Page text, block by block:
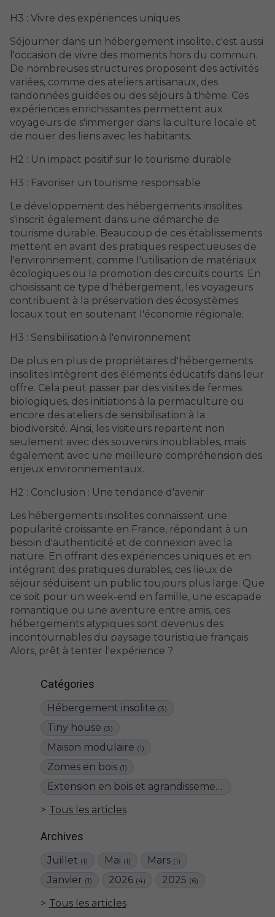
Catégories
Hébergement insolite (3)
Tiny house (3)
Maison modulaire (1)
Zomes en bois (1)
Extension en bois et agrandissement de maison
Tous les articles
Archives
Juillet (1) Mai (1) Mars (1)
Janvier (1) 2026 (4) 2025 (6)
Tous les articles
H3 : Vivre des expériences uniques
Séjourner dans un hébergement insolite, c'est aussi
l'occasion de vivre des moments hors du commun.
De nombreuses structures proposent des activités
variées, comme des ateliers artisanaux, des
randonnées guidées ou des séjours à thème. Ces
expériences enrichissantes permettent aux
voyageurs de s'immerger dans la culture locale et
de nouer des liens avec les habitants.
H2 : Un impact positif sur le tourisme durable
H3 : Favoriser un tourisme responsable
Le développement des hébergements insolites
s'inscrit également dans une démarche de
tourisme durable. Beaucoup de ces établissements
mettent en avant des pratiques respectueuses de
l'environnement, comme l'utilisation de matériaux
écologiques ou la promotion des circuits courts. En
choisissant ce type d'hébergement, les voyageurs
contribuent à la préservation des écosystèmes
locaux tout en soutenant l'économie régionale.
H3 : Sensibilisation à l'environnement
De plus en plus de propriétaires d'hébergements
insolites intègrent des éléments éducatifs dans leur
offre. Cela peut passer par des visites de fermes
biologiques, des initiations à la permaculture ou
encore des ateliers de sensibilisation à la
biodiversité. Ainsi, les visiteurs repartent non
seulement avec des souvenirs inoubliables, mais
également avec une meilleure compréhension des
enjeux environnementaux.
H2 : Conclusion : Une tendance d'avenir
Les hébergements insolites connaissent une
popularité croissante en France, répondant à un
besoin d'authenticité et de connexion avec la
nature. En offrant des expériences uniques et en
intégrant des pratiques durables, ces lieux de
séjour séduisent un public toujours plus large. Que
ce soit pour un week-end en famille, une escapade
romantique ou une aventure entre amis, ces
hébergements atypiques sont devenus des
incontournables du paysage touristique français.
Alors, prêt à tenter l'expérience ?